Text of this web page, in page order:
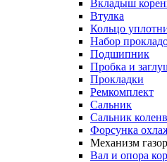
Вкладыш
Втулка
Кольцо
Набор
Подшипник
Пробка и
Прокладки
Ремкомплект
Сальник
Сальник
Форсунка
Механизм
Вал и опора